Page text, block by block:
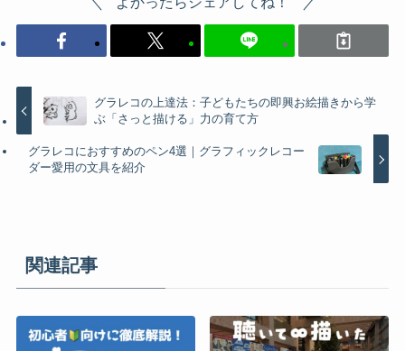
グラレコの上達法：子どもたちの即興お絵描きから学
ぶ「さっと描ける」力の育て方
グラレコにおすすめのペン4選｜グラフィックレコー
ダー愛用の文具を紹介
関連記事